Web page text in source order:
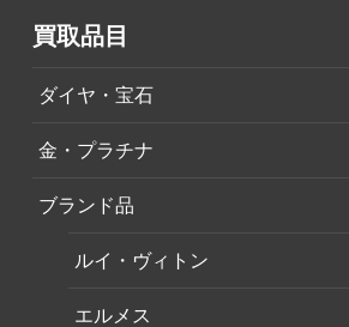
買取品目
ダイヤ・宝石
金・プラチナ
ブランド品
ルイ・ヴィトン
エルメス